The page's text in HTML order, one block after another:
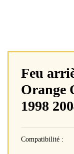
Feu
Orange
1998
Compatibilité :